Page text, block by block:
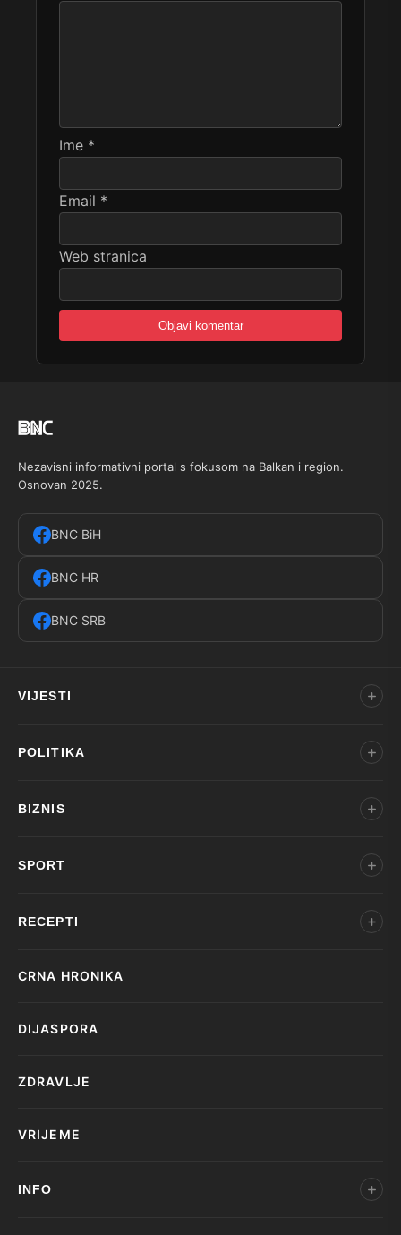
Ime *
Email *
Web stranica
Nezavisni informativni portal s fokusom na Balkan i region.
Osnovan 2025.
BNC BiH
BNC HR
BNC SRB
VIJESTI
POLITIKA
BIZNIS
SPORT
RECEPTI
CRNA HRONIKA
DIJASPORA
ZDRAVLJE
VRIJEME
INFO